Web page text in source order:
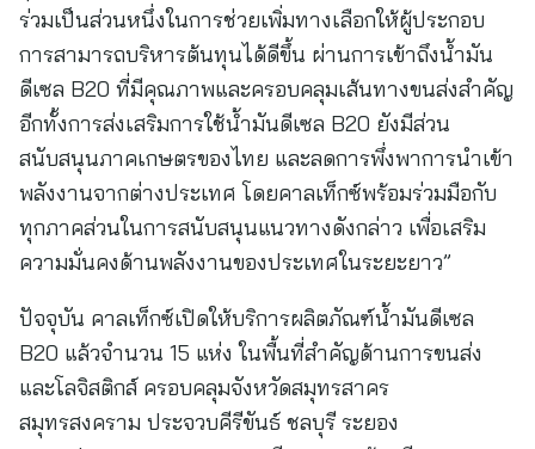
ร่วมเป็นส่วนหนึ่งในการช่วยเพิ่มทางเลือกให้ผู้ประกอบ
การสามารถบริหารต้นทุนได้ดีขึ้น ผ่านการเข้าถึงน้ำมัน
ดีเซล B20 ที่มีคุณภาพและครอบคลุมเส้นทางขนส่งสำคัญ
อีกทั้งการส่งเสริมการใช้น้ำมันดีเซล B20 ยังมีส่วน
สนับสนุนภาคเกษตรของไทย และลดการพึ่งพาการนำเข้า
พลังงานจากต่างประเทศ โดยคาลเท็กซ์พร้อมร่วมมือกับ
ทุกภาคส่วนในการสนับสนุนแนวทางดังกล่าว เพื่อเสริม
ความมั่นคงด้านพลังงานของประเทศในระยะยาว”
ปัจจุบัน คาลเท็กซ์เปิดให้บริการผลิตภัณฑ์น้ำมันดีเซล
B20 แล้วจำนวน 15 แห่ง ในพื้นที่สำคัญด้านการขนส่ง
และโลจิสติกส์ ครอบคลุมจังหวัดสมุทรสาคร
สมุทรสงคราม ประจวบคีรีขันธ์ ชลบุรี ระยอง